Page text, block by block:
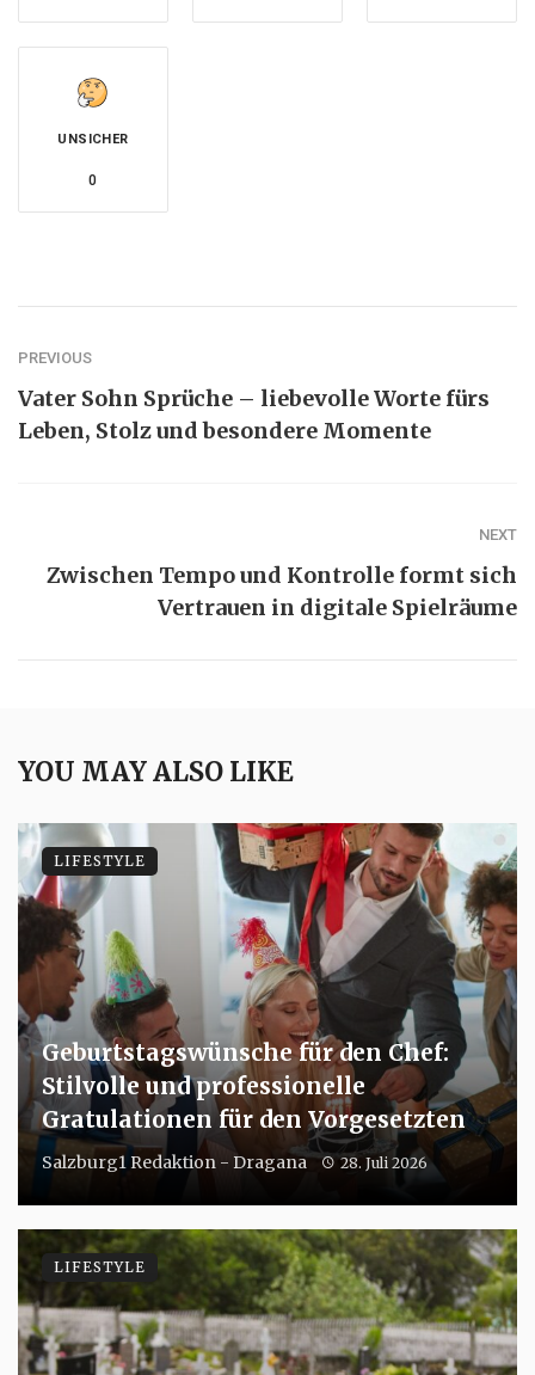
UNSICHER
0
PREVIOUS
Vater Sohn Sprüche – liebevolle Worte fürs
Leben, Stolz und besondere Momente
NEXT
Zwischen Tempo und Kontrolle formt sich
Vertrauen in digitale Spielräume
YOU MAY ALSO LIKE
Geburtstagswünsche für den Chef:
Stilvolle und professionelle
Gratulationen für den Vorgesetzten
Salzburg1 Redaktion - Dragana 28. Juli 2026
LIFESTYLE
LIFESTYLE